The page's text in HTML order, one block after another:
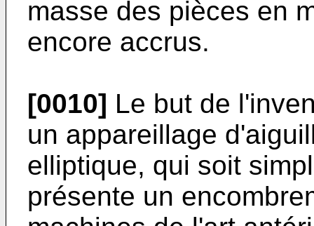
masse des pièces en
encore accrus.
[0010] Le but de
un appareillage
elliptique, qui soit
présente un